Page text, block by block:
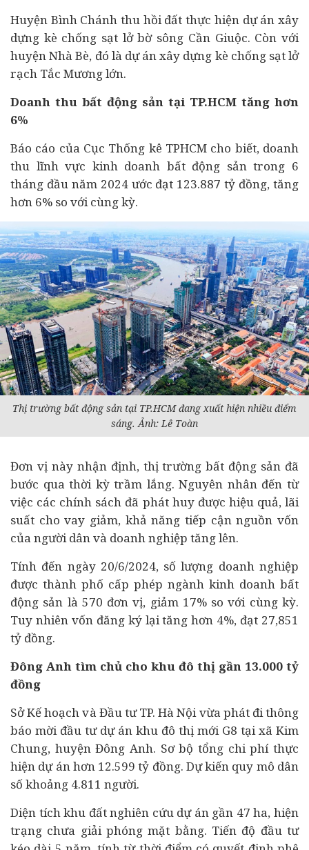
Huyện Bình Chánh thu hồi đất thực hiện dự án xây
dựng kè chống sạt lở bờ sông Cần Giuộc. Còn với
huyện Nhà Bè, đó là dự án xây dựng kè chống sạt lở
rạch Tắc Mương lớn.
Doanh thu bất động sản tại TP.HCM tăng hơn
6%
Báo cáo của Cục Thống kê TPHCM cho biết, doanh
thu lĩnh vực kinh doanh bất động sản trong 6
tháng đầu năm 2024 ước đạt 123.887 tỷ đồng, tăng
hơn 6% so với cùng kỳ.
Thị trường bất động sản tại TP.HCM đang xuất hiện nhiều điểm
sáng. Ảnh: Lê Toàn
Đơn vị này nhận định, thị trường bất động sản đã
bước qua thời kỳ trầm lắng. Nguyên nhân đến từ
việc các chính sách đã phát huy được hiệu quả, lãi
suất cho vay giảm, khả năng tiếp cận nguồn vốn
của người dân và doanh nghiệp tăng lên.
Tính đến ngày 20/6/2024, số lượng doanh nghiệp
được thành phố cấp phép ngành kinh doanh bất
động sản là 570 đơn vị, giảm 17% so với cùng kỳ.
Tuy nhiên vốn đăng ký lại tăng hơn 4%, đạt 27,851
tỷ đồng.
Đông Anh tìm chủ cho khu đô thị gần 13.000 tỷ
đồng
Sở Kế hoạch và Đầu tư TP. Hà Nội vừa phát đi thông
báo mời đầu tư dự án khu đô thị mới G8 tại xã Kim
Chung, huyện Đông Anh. Sơ bộ tổng chi phí thực
hiện dự án hơn 12.599 tỷ đồng. Dự kiến quy mô dân
số khoảng 4.811 người.
Diện tích khu đất nghiên cứu dự án gần 47 ha, hiện
trạng chưa giải phóng mặt bằng. Tiến độ đầu tư